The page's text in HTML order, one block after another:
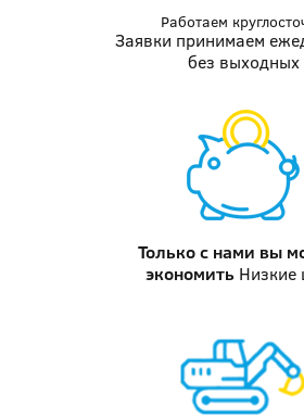
Работаем
Заявки принимаем
без выходных
Только с нами вы
экономить Низкие